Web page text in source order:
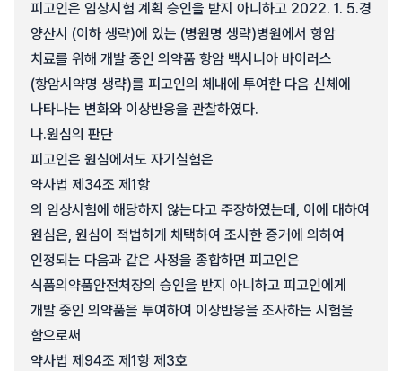
피고인은 임상시험 계획 승인을 받지 아니하고 2022. 1. 5.경
양산시 (이하 생략)에 있는 (병원명 생략)병원에서 항암
치료를 위해 개발 중인 의약품 항암 백시니아 바이러스
(항암시약명 생략)를 피고인의 체내에 투여한 다음 신체에
나타나는 변화와 이상반응을 관찰하였다.
나.원심의 판단
피고인은 원심에서도 자기실험은
약사법 제34조 제1항
의 임상시험에 해당하지 않는다고 주장하였는데, 이에 대하여
원심은, 원심이 적법하게 채택하여 조사한 증거에 의하여
인정되는 다음과 같은 사정을 종합하면 피고인은
식품의약품안전처장의 승인을 받지 아니하고 피고인에게
개발 중인 의약품을 투여하여 이상반응을 조사하는 시험을
함으로써
약사법 제94조 제1항 제3호